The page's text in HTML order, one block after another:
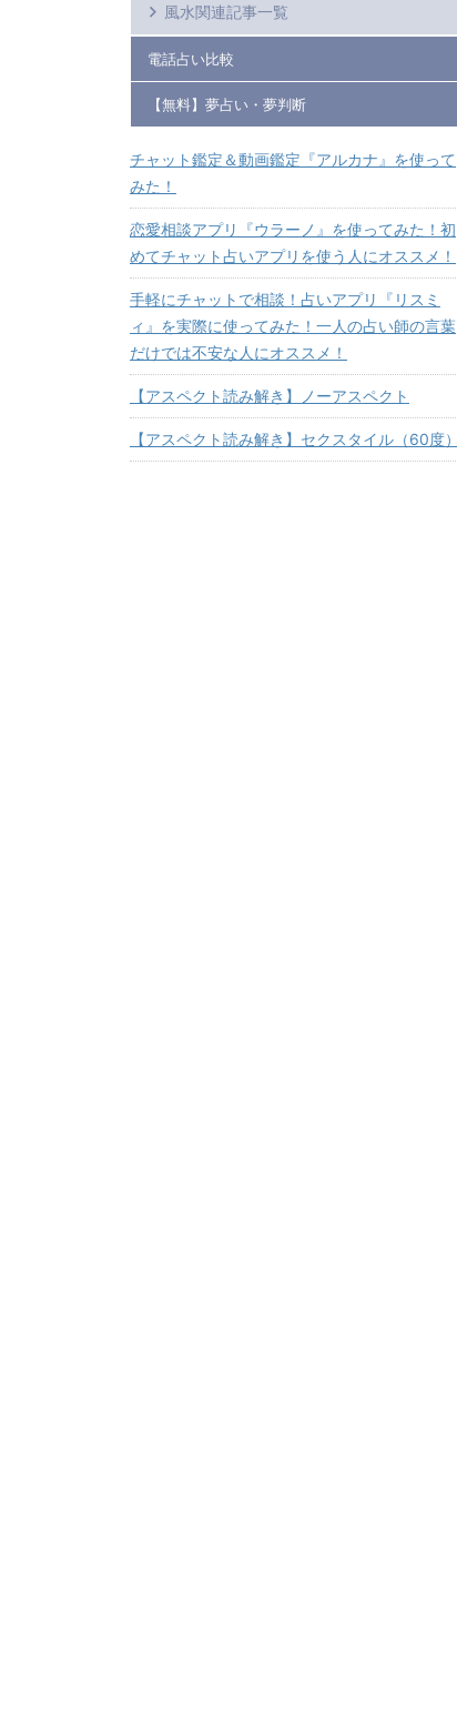
風水関連記事一覧
電話占い比較
【無料】夢占い・夢判断
チャット鑑定＆動画鑑定『アルカナ』を使って
みた！
恋愛相談アプリ『ウラーノ』を使ってみた！初
めてチャット占いアプリを使う人にオススメ！
手軽にチャットで相談！占いアプリ『リスミ
ィ』を実際に使ってみた！一人の占い師の言葉
だけでは不安な人にオススメ！
【アスペクト読み解き】ノーアスペクト
【アスペクト読み解き】セクスタイル（60度）